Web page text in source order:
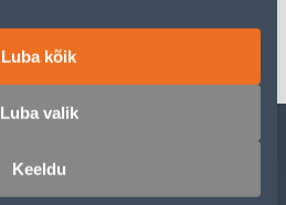
Luba kõik
Luba valik
Keeldu